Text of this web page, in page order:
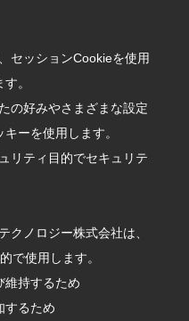
セッションCookieを使用
。
の好みやさまざまな設定
ーを使用します。
リティ目的でセキュリテ
クノロジー株式会社は、
で使用します。
維持するため
するため